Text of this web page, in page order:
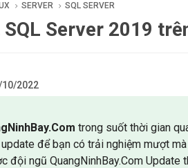
SERVER SQL SERVER
Server 2019
10/2022
trong suốt thời gian
để bạn có trải nghiệm mượt
đội ngũ QuangNinhBay.Com Update